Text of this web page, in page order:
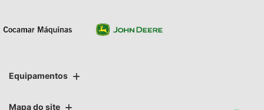
Equipamentos
Mapa do site